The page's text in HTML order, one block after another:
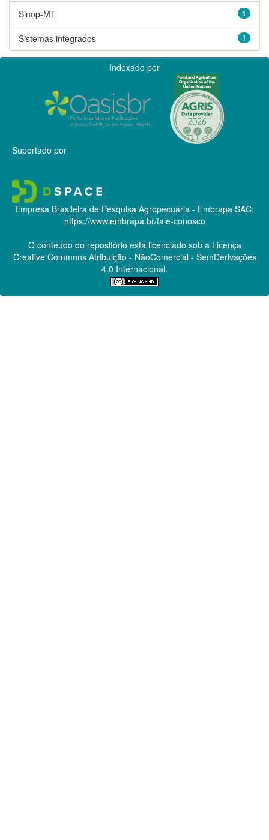
1
Sinop-MT
1
Sistemas integrados
Indexado por
Suportado por
Empresa Brasileira de Pesquisa Agropecuária - Embrapa SAC:
https://www.embrapa.br/fale-conosco
O conteúdo do repositório está licenciado sob a Licença
Creative CommonsAtribuição - NãoComercial - SemDerivações
4.0 Internacional.